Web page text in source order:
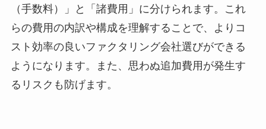
（手数料）」と「諸費用」に分けられます。これ
らの費用の内訳や構成を理解することで、よりコ
スト効率の良いファクタリング会社選びができる
ようになります。また、思わぬ追加費用が発生す
るリスクも防げます。